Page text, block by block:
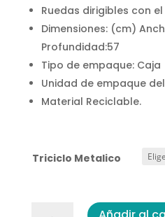
Ruedas dirigibles con
Dimensiones: (cm)
Profundidad:57
Tipo de empaque: Caja
Unidad de empaque
Material Reciclable.
Triciclo Metalico